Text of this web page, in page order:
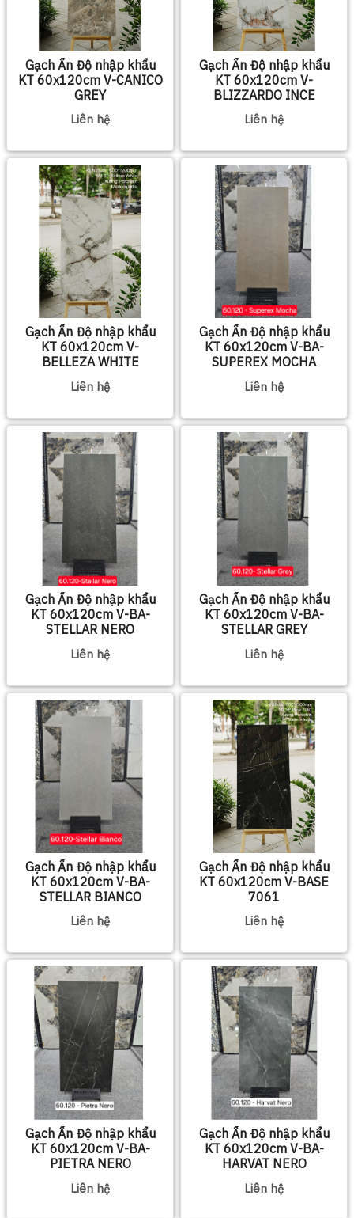
Gạch Ấn Độ nhập khẩu
KT 60x120cm V-CANICO
GREY
Liên hệ
Gạch Ấn Độ nhập khẩu
KT 60x120cm V-
BLIZZARDO INCE
Liên hệ
Gạch Ấn Độ nhập khẩu
KT 60x120cm V-
BELLEZA WHITE
Liên hệ
Gạch Ấn Độ nhập khẩu
KT 60x120cm V-BA-
SUPEREX MOCHA
Liên hệ
Gạch Ấn Độ nhập khẩu
KT 60x120cm V-BA-
STELLAR NERO
Liên hệ
Gạch Ấn Độ nhập khẩu
KT 60x120cm V-BA-
STELLAR GREY
Liên hệ
Gạch Ấn Độ nhập khẩu
KT 60x120cm V-BA-
STELLAR BIANCO
Liên hệ
Gạch Ấn Độ nhập khẩu
KT 60x120cm V-BASE
7061
Liên hệ
Gạch Ấn Độ nhập khẩu
KT 60x120cm V-BA-
PIETRA NERO
Liên hệ
Gạch Ấn Độ nhập khẩu
KT 60x120cm V-BA-
HARVAT NERO
Liên hệ